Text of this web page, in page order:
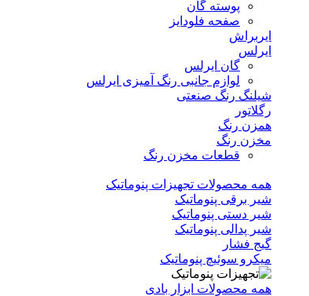
پوسته گان
صفحه فلودایز
ایربراش
ایرلس
گان ایرلس
لوازم جانبی رنگ آمیزی ایرلس
شیلنگ رنگ صنعتی
رگلاتور
همزن رنگ
مخزن رنگ
قطعات مخزن رنگ
همه محصولات تجهیزات پنوماتیک
شیر برقی پنوماتیک
شیر دستی پنوماتیک
شیر پدالی پنوماتیک
گیج فشار
میکرو سوئیچ پنوماتیک
همه محصولات ابزار بادی